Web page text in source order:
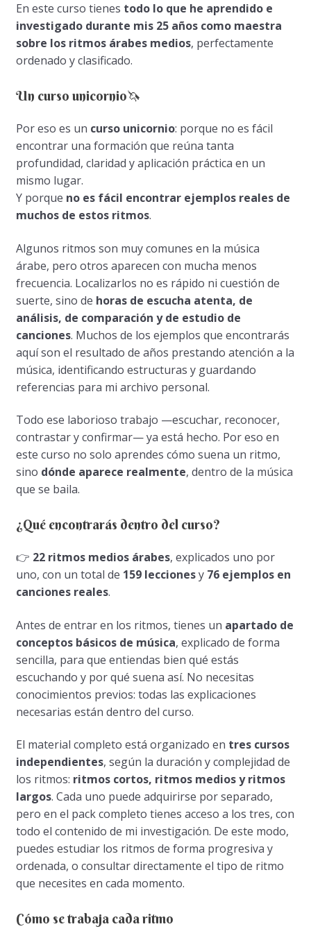
En este curso tienes todo lo que he aprendido e
investigado durante mis 25 años como maestra
sobre los ritmos árabes medios, perfectamente
ordenado y clasificado.
Un curso unicornio🦄
Por eso es un curso unicornio: porque no es fácil
encontrar una formación que reúna tanta
profundidad, claridad y aplicación práctica en un
mismo lugar.
Y porque no es fácil encontrar ejemplos reales de
muchos de estos ritmos.
Algunos ritmos son muy comunes en la música
árabe, pero otros aparecen con mucha menos
frecuencia. Localizarlos no es rápido ni cuestión de
suerte, sino de horas de escucha atenta, de
análisis, de comparación y de estudio de
canciones. Muchos de los ejemplos que encontrarás
aquí son el resultado de años prestando atención a la
música, identificando estructuras y guardando
referencias para mi archivo personal.
Todo ese laborioso trabajo —escuchar, reconocer,
contrastar y confirmar— ya está hecho. Por eso en
este curso no solo aprendes cómo suena un ritmo,
sino dónde aparece realmente, dentro de la música
que se baila.
¿Qué encontrarás dentro del curso?
👉 22 ritmos medios árabes, explicados uno por
uno, con un total de 159 leccionesy 76 ejemplos en
canciones reales.
Antes de entrar en los ritmos, tienes un apartado de
conceptos básicos de música, explicado de forma
sencilla, para que entiendas bien qué estás
escuchando y por qué suena así. No necesitas
conocimientos previos: todas las explicaciones
necesarias están dentro del curso.
El material completo está organizado en tres cursos
independientes, según la duración y complejidad de
los ritmos: ritmos cortos, ritmos medios y ritmos
largos. Cada uno puede adquirirse por separado,
pero en el pack completo tienes acceso a los tres, con
todo el contenido de mi investigación. De este modo,
puedes estudiar los ritmos de forma progresiva y
ordenada, o consultar directamente el tipo de ritmo
que necesites en cada momento.
Cómo se trabaja cada ritmo